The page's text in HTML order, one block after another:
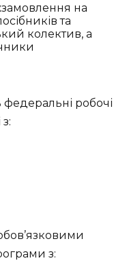
на
та
колектив, а
робочі
з: